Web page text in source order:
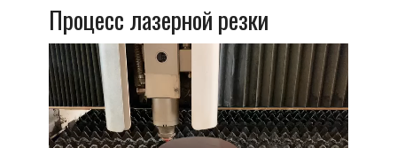
Процесс лазерной резки